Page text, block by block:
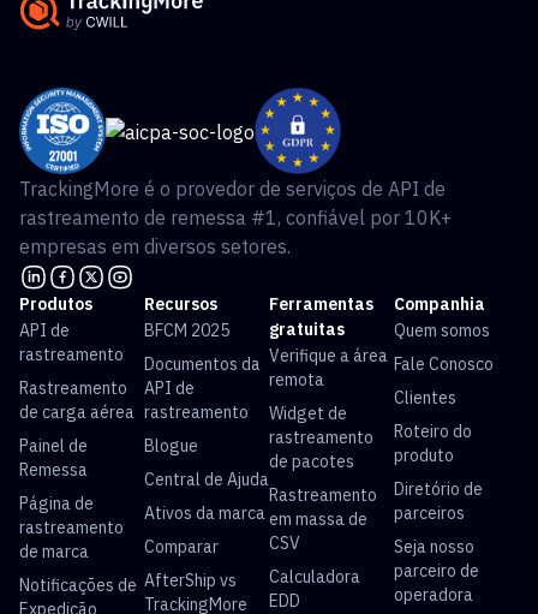
TrackingMore é o provedor de serviços de API de
rastreamento de remessa #1, confiável por 10K+
empresas em diversos setores.
Produtos
API de
rastreamento
Rastreamento
de carga aérea
Painel de
Remessa
Página de
rastreamento
de marca
Notificações de
Expedição
Recursos
BFCM 2025
Documentos da
API de
rastreamento
Blogue
Central de Ajuda
Ativos da marca
Comparar
AfterShip vs
TrackingMore
Ferramentas
gratuitas
Verifique a área
remota
Widget de
rastreamento
de pacotes
Rastreamento
em massa de
CSV
Calculadora
EDD
Companhia
Quem somos
Fale Conosco
Clientes
Roteiro do
produto
Diretório de
parceiros
Seja nosso
parceiro de
operadora